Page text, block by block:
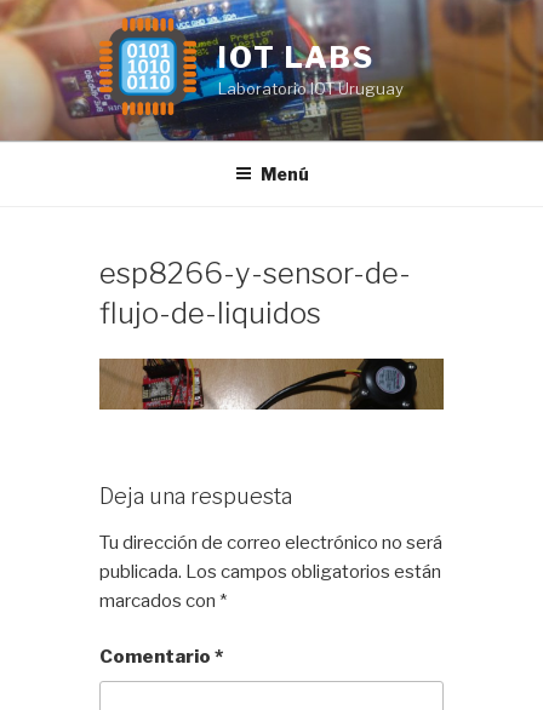
Saltar
al
contenido
IOT LABS
Laboratorio IOT Uruguay
Menú
esp8266-y-sensor-de-
flujo-de-liquidos
Deja una respuesta
Tu dirección de correo electrónico no será
publicada. Los campos obligatorios están
marcados con *
Comentario*